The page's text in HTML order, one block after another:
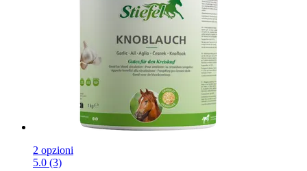
2 opzioni
5.0 (3)